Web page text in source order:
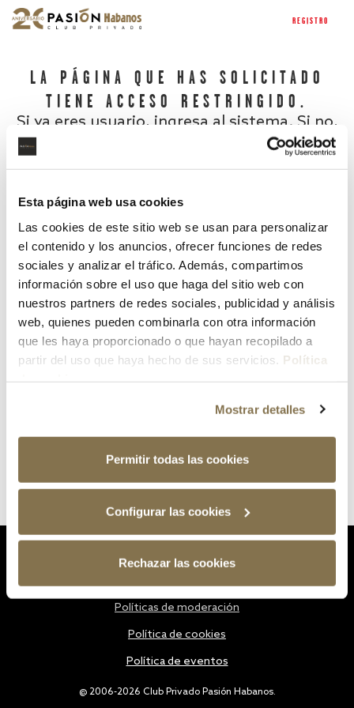
Esta página web usa cookies
Las cookies de este sitio web se usan para personalizar
el contenido y los anuncios, ofrecer funciones de redes
sociales y analizar el tráfico. Además, compartimos
información sobre el uso que haga del sitio web con
nuestros partners de redes sociales, publicidad y análisis
web, quienes pueden combinarla con otra información
que les haya proporcionado o que hayan recopilado a
partir del uso que haya hecho de sus servicios. Política
Mostrar detalles
Permitir todas las cookies
Configurar las cookies
Rechazar las cookies
REGISTRO
LA PÁGINA QUE HAS SOLICITADO
TIENE ACCESO RESTRINGIDO.
Si ya eres usuario, ingresa al sistema. Si no,
¿Has olvidado tu contraseña?
@ 2006-2026 Club Privado Pasión Habanos.
Políticas de moderación
Política de cookies
Política de eventos